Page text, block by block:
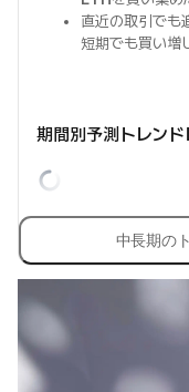
直近の取引でも
短期でも買い増
期間別予測トレンド
中長期の